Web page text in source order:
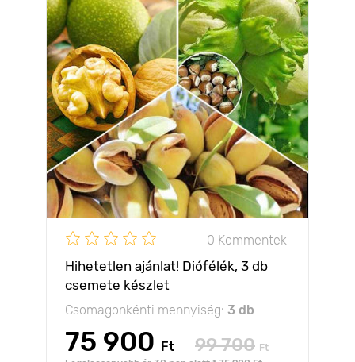
0 Kommentek
Hihetetlen ajánlat! Diófélék, 3 db
csemete készlet
Csomagonkénti mennyiség: 3 db
75 900 Ft 99 700 Ft